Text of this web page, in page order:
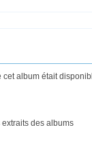
cet album était
des albums